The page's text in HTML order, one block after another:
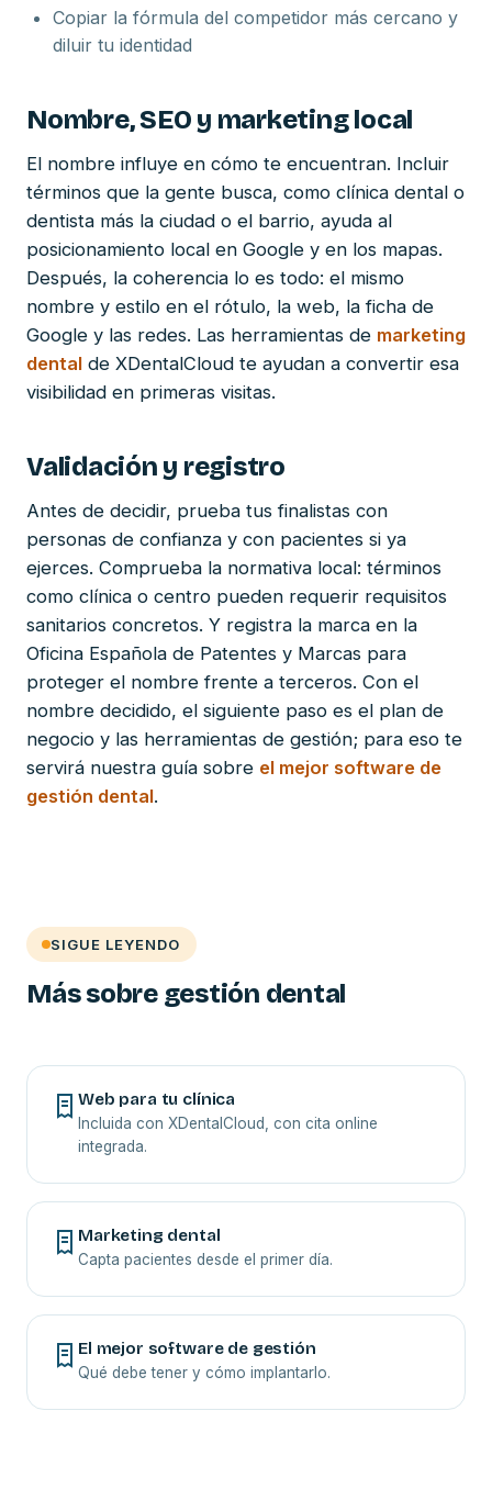
Copiar la fórmula del competidor más cercano y
diluir tu identidad
Nombre, SEO y marketing local
El nombre influye en cómo te encuentran. Incluir
términos que la gente busca, como clínica dental o
dentista más la ciudad o el barrio, ayuda al
posicionamiento local en Google y en los mapas.
Después, la coherencia lo es todo: el mismo
nombre y estilo en el rótulo, la web, la ficha de
Google y las redes. Las herramientas de marketing
dental de XDentalCloud te ayudan a convertir esa
visibilidad en primeras visitas.
Validación y registro
Antes de decidir, prueba tus finalistas con
personas de confianza y con pacientes si ya
ejerces. Comprueba la normativa local: términos
como clínica o centro pueden requerir requisitos
sanitarios concretos. Y registra la marca en la
Oficina Española de Patentes y Marcas para
proteger el nombre frente a terceros. Con el
nombre decidido, el siguiente paso es el plan de
negocio y las herramientas de gestión; para eso te
servirá nuestra guía sobre el mejor software de
gestión dental.
SIGUE LEYENDO
Más sobre gestión dental
Web para tu clínica
Incluida con XDentalCloud, con cita online
integrada.
Marketing dental
Capta pacientes desde el primer día.
El mejor software de gestión
Qué debe tener y cómo implantarlo.